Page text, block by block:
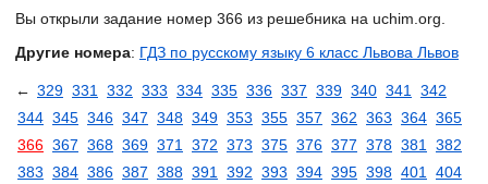
Вы открыли задание номер 366 из решебника на uchim.org.
Другие номера: ГДЗ по русскому языку 6 класс Львова Львов
← 329 331 332 333 334 335 336 337 339 340 341
342
344 345 346 347 348 349 353 355 357 362 363 364 365
366 367 368 369 371 372 373 375 376 377 378 381
382
383 384 386 387 388 391 392 393 394 395 398 401
404